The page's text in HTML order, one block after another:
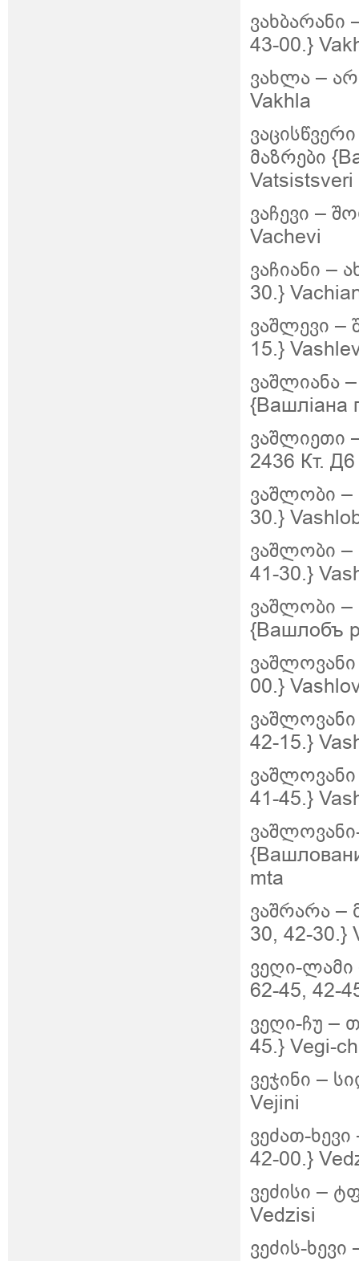
ვახბარანი
43-00.}
ვახლა –
Vakhla
მაზრები
Vatsistsveri
ვაჩევი –
Vachevi
ვაჩიანი –
30.}
ვაშლევი –
15.}
ვაშლიანა
{Вашліана
ვაშლიეთი
2436 Кт.
ვაშლობი –
30.}
ვაშლობი –
41-30.}
ვაშლობი –
{Вашлобъ
00.}
42-15.}
41-45.}
mta
ვაშრარა –
30, 42-30.}
ვეღი-ლამი
62-45, 42-
ვეღი-ჩუ –
45.} Vegi-
ვეჯინი –
Vejini
ვეძათ-
42-00.}
ვეძისი –
Vedzisi
ვეძის-